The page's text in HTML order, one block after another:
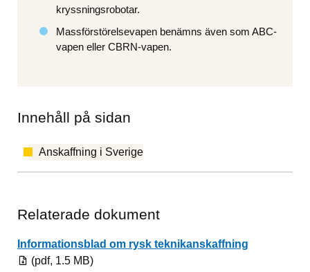
kryssningsrobotar.
Massförstörelsevapen benämns även som ABC-
vapen eller CBRN-vapen.
Innehåll på sidan
Anskaffning i Sverige
Relaterade dokument
Informationsblad om rysk teknikanskaffning
(pdf, 1.5 MB)